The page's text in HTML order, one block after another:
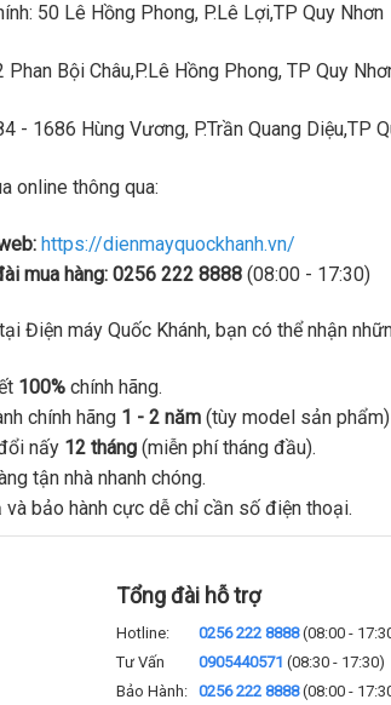
50 Lê Hồng Phong, P.Lê Lợi,TP Quy Nhơn
Phan Bội Châu,P.Lê Hồng Phong, TP Quy
- 1686 Hùng Vương, P.Trần Quang Diệu,TP
online thông qua:
https://dienmayquockhanh.vn/
mua hàng: 0256 222 8888 (08:00 - 17:30)
Điện máy Quốc Khánh, bạn có thể nhận
100% chính hãng.
chính hãng 1 - 2 năm (tùy model sản
nấy 12 tháng (miễn phí tháng đầu).
tận nhà nhanh chóng.
bảo hành cực dễ chỉ cần số điện thoại.
Tổng đài hỗ trợ
Hotline: 0256 222 8888(08:00 -
Tư Vấn
0905440571 (08:30 - 17:30)
Bảo Hành: 0256 222 8888(08:00 -